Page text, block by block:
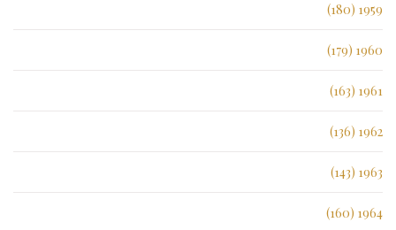
1959 (180)
1960 (179)
1961 (163)
1962 (136)
1963 (143)
1964 (160)